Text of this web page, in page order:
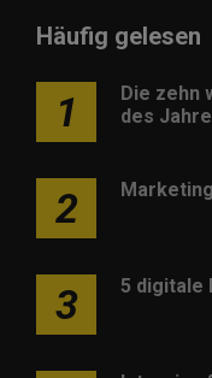
Häufig gelesen
1
Die zehn
des
2
3 5 digitale